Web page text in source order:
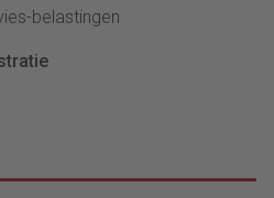
belastingen